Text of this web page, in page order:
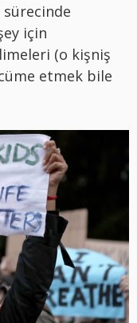
sürecinde
için
(o kişniş
etmek bile